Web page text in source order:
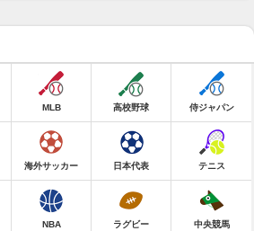
MLB 高校野球 侍ジャパン
海外サッカー 日本代表 テニス
NBA ラグビー 中央競馬